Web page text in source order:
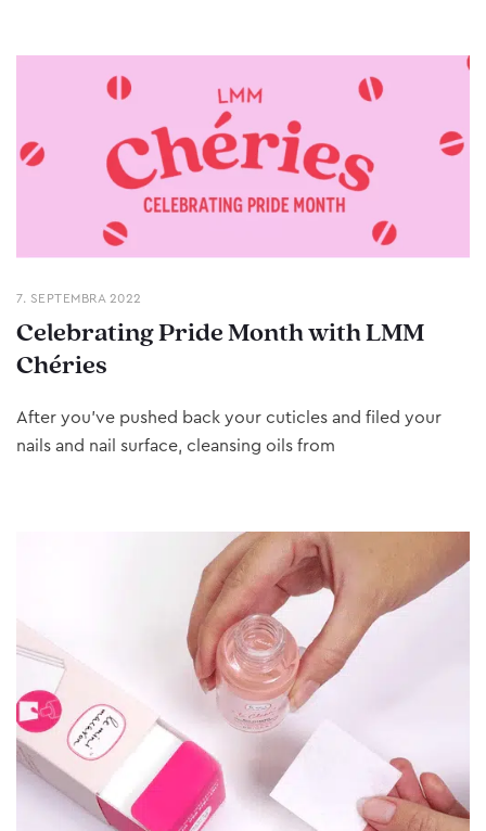
7. SEPTEMBRA 2022
Celebrating Pride Month with LMM
Chéries
After you’ve pushed back your cuticles and filed your
nails and nail surface, cleansing oils from